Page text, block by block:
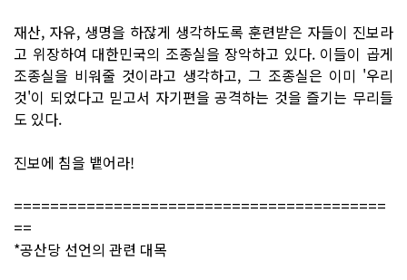
재산, 자유, 생명을 하잖게 생각하도록 훈련받은 자들이 진보라
고 위장하여 대한민국의 조종실을 장악하고 있다. 이들이 곱게
조종실을 비워줄 것이라고 생각하고, 그 조종실은 이미 '우리
것'이 되었다고 믿고서 자기편을 공격하는 것을 즐기는 무리들
도 있다.
진보에 침을 뱉어라!
=========================================
==
*공산당 선언의 관련 대목